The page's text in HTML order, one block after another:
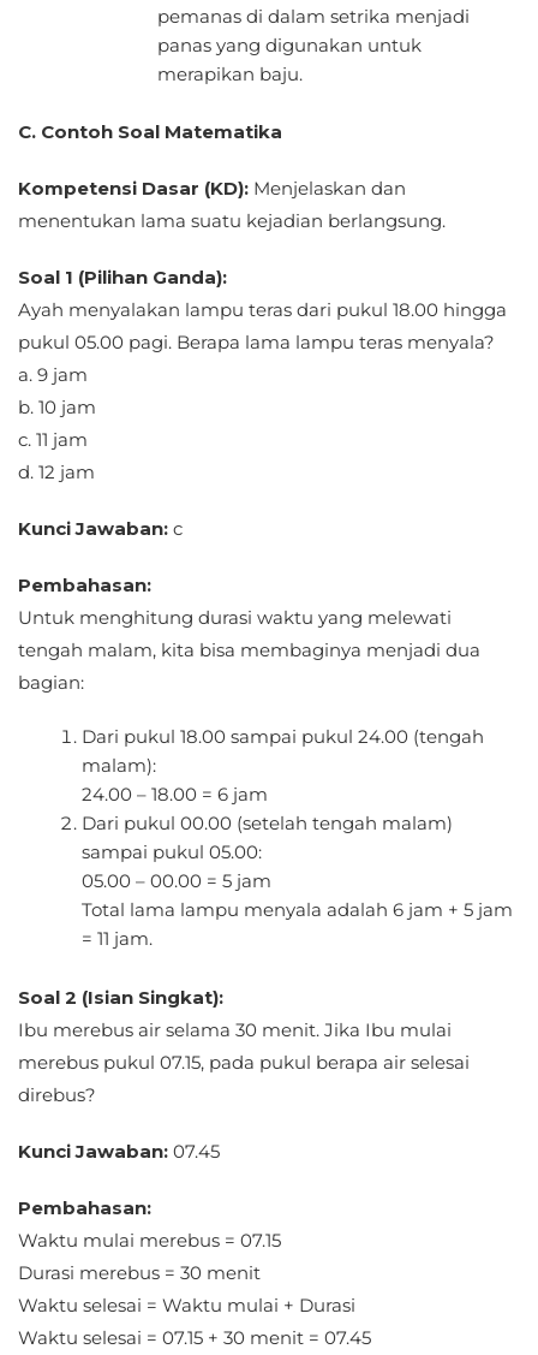
pemanas di dalam setrika menjadi
panas yang digunakan untuk
merapikan baju.
C. Contoh Soal Matematika
Kompetensi Dasar (KD): Menjelaskan dan
menentukan lama suatu kejadian berlangsung.
Soal 1 (Pilihan Ganda):
Ayah menyalakan lampu teras dari pukul 18.00 hingga
pukul 05.00 pagi. Berapa lama lampu teras menyala?
a. 9 jam
b. 10 jam
c. 11 jam
d. 12 jam
Kunci Jawaban: c
Pembahasan:
Untuk menghitung durasi waktu yang melewati
tengah malam, kita bisa membaginya menjadi dua
bagian:
Dari pukul 18.00 sampai pukul 24.00 (tengah
malam):
24.00 – 18.00 = 6 jam
Dari pukul 00.00 (setelah tengah malam)
sampai pukul 05.00:
05.00 – 00.00 = 5 jam
Total lama lampu menyala adalah 6 jam + 5 jam
= 11 jam.
Soal 2 (Isian Singkat):
Ibu merebus air selama 30 menit. Jika Ibu mulai
merebus pukul 07.15, pada pukul berapa air selesai
direbus?
Kunci Jawaban: 07.45
Pembahasan:
Waktu mulai merebus = 07.15
Durasi merebus = 30 menit
Waktu selesai = Waktu mulai + Durasi
Waktu selesai = 07.15 + 30 menit = 07.45